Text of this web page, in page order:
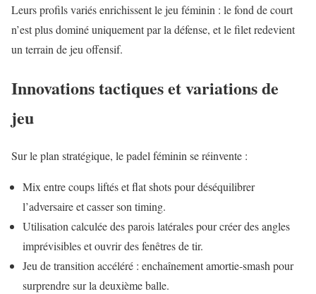
Leurs profils variés enrichissent le jeu féminin : le fond de court
n’est plus dominé uniquement par la défense, et le filet redevient
un terrain de jeu offensif.
Innovations tactiques et variations de
jeu
Sur le plan stratégique, le padel féminin se réinvente :
Mix entre coups liftés et flat shots pour déséquilibrer
l’adversaire et casser son timing.
Utilisation calculée des parois latérales pour créer des angles
imprévisibles et ouvrir des fenêtres de tir.
Jeu de transition accéléré : enchaînement amortie-smash pour
surprendre sur la deuxième balle.